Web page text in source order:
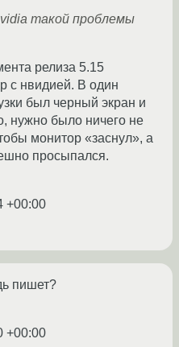
такой проблемы
релиза 5.15
с нвидией. В один
был черный экран и
нужно было ничего не
монитор «заснул», а
просыпался.
+00:00
пишет?
+00:00